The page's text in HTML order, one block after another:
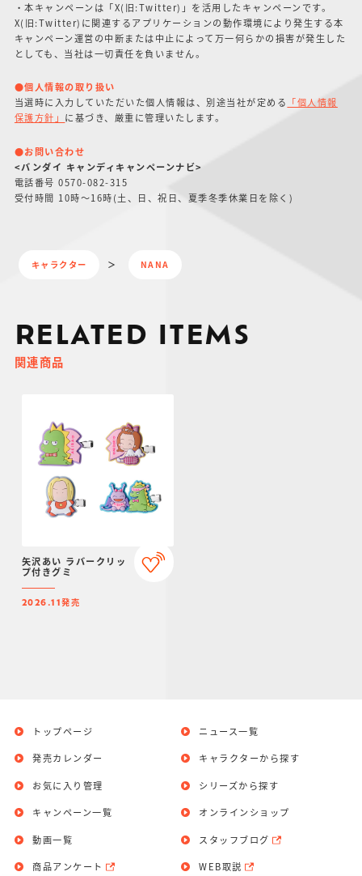
・本キャンペーンは「X(旧:Twitter)」を活用したキャンペーンです。
X(旧:Twitter)に関連するアプリケーションの動作環境により発生する本
キャンペーン運営の中断または中止によって万一何らかの損害が発生した
としても、当社は一切責任を負いません。
●個人情報の取り扱い
当選時に入力していただいた個人情報は、別途当社が定める 「個人情報
保護方針」 に基づき、厳重に管理いたします。
●お問い合わせ
<バンダイ キャンディキャンペーンナビ>
電話番号 0570-082-315
受付時間 10時〜16時(土、日、祝日、夏季冬季休業日を除く)
キャラクター NANA
RELATED ITEMS
関連商品
矢沢あい ラバークリッ
プ付きグミ
2026.11発売
トップページ
発売カレンダー
お気に入り管理
ニュース一覧
キャラクターから探す
シリーズから探す
キャンペーン一覧
動画一覧
商品アンケート
オンラインショップ
スタッフブログ
WEB取説